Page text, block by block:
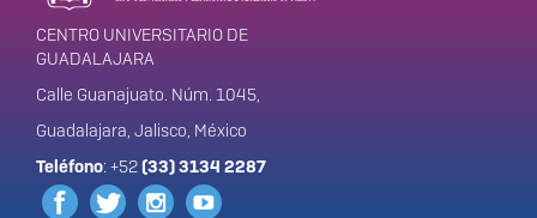
CENTRO UNIVERSITARIO DE
GUADALAJARA
Calle Guanajuato. Núm. 1045,
Guadalajara, Jalisco, México
Teléfono: +52(33) 3134 2287